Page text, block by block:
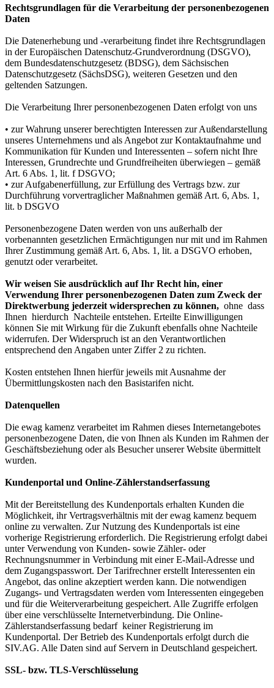
Rechtsgrundlagen für die Verarbeitung der personenbezogenen
Daten
Die Datenerhebung und -verarbeitung findet ihre Rechtsgrundlagen
in der Europäischen Datenschutz-Grundverordnung (DSGVO),
dem Bundesdatenschutzgesetz (BDSG), dem Sächsischen
Datenschutzgesetz (SächsDSG), weiteren Gesetzen und den
geltenden Satzungen.
Die Verarbeitung Ihrer personenbezogenen Daten erfolgt von uns
• zur Wahrung unserer berechtigten Interessen zur Außendarstellung
unseres Unternehmens und als Angebot zur Kontaktaufnahme und
Kommunikation für Kunden und Interessenten – sofern nicht Ihre
Interessen, Grundrechte und Grundfreiheiten überwiegen – gemäß
Art. 6 Abs. 1, lit. f DSGVO;
• zur Aufgabenerfüllung, zur Erfüllung des Vertrags bzw. zur
Durchführung vorvertraglicher Maßnahmen gemäß Art. 6, Abs. 1,
lit. b DSGVO
Personenbezogene Daten werden von uns außerhalb der
vorbenannten gesetzlichen Ermächtigungen nur mit und im Rahmen
Ihrer Zustimmung gemäß Art. 6, Abs. 1, lit. a DSGVO erhoben,
genutzt oder verarbeitet.
Wir weisen Sie ausdrücklich auf Ihr Recht hin, einer
Verwendung Ihrer personenbezogenen Daten zum Zweck der
Direktwerbung jederzeit widersprechen zu können, ohne dass
Ihnen hierdurch Nachteile entstehen. Erteilte Einwilligungen
können Sie mit Wirkung für die Zukunft ebenfalls ohne Nachteile
widerrufen. Der Widerspruch ist an den Verantwortlichen
entsprechend den Angaben unter Ziffer 2 zu richten.
Kosten entstehen Ihnen hierfür jeweils mit Ausnahme der
Übermittlungskosten nach den Basistarifen nicht.
Datenquellen
Die ewag kamenz verarbeitet im Rahmen dieses Internetangebotes
personenbezogene Daten, die von Ihnen als Kunden im Rahmen der
Geschäftsbeziehung oder als Besucher unserer Website übermittelt
wurden.
Kundenportal und Online-Zählerstandserfassung
Mit der Bereitstellung des Kundenportals erhalten Kunden die
Möglichkeit, ihr Vertragsverhältnis mit der ewag kamenz bequem
online zu verwalten. Zur Nutzung des Kundenportals ist eine
vorherige Registrierung erforderlich. Die Registrierung erfolgt dabei
unter Verwendung von Kunden- sowie Zähler- oder
Rechnungsnummer in Verbindung mit einer E-Mail-Adresse und
dem Zugangspasswort. Der Tarifrechner erstellt Interessenten ein
Angebot, das online akzeptiert werden kann. Die notwendigen
Zugangs- und Vertragsdaten werden vom Interessenten eingegeben
und für die Weiterverarbeitung gespeichert. Alle Zugriffe erfolgen
über eine verschlüsselte Internetverbindung. Die Online-
Zählerstandserfassung bedarf keiner Registrierung im
Kundenportal. Der Betrieb des Kundenportals erfolgt durch die
SIV.AG. Alle Daten sind auf Servern in Deutschland gespeichert.
SSL- bzw. TLS-Verschlüsselung